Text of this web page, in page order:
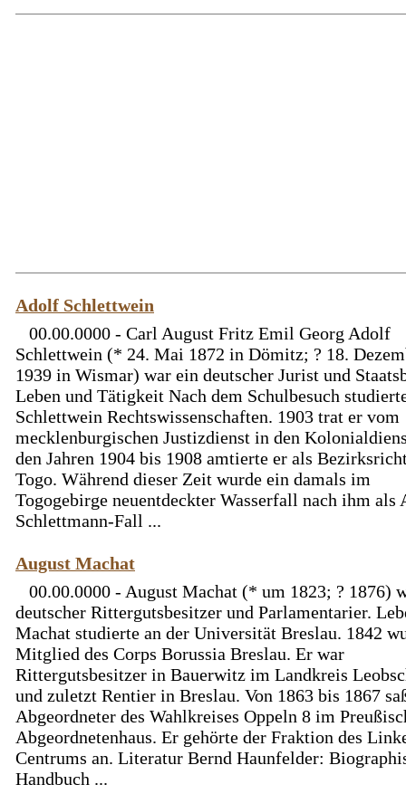
Adolf Schlettwein
00.00.0000 - Carl August Fritz Emil Georg Adolf
Schlettwein (* 24. Mai 1872 in Dömitz; ? 18.
1939 in Wismar) war ein deutscher Jurist und
Leben und Tätigkeit Nach dem Schulbesuch
Schlettwein Rechtswissenschaften. 1903 trat er vom
mecklenburgischen Justizdienst in den
den Jahren 1904 bis 1908 amtierte er als
Togo. Während dieser Zeit wurde ein damals im
Togogebirge neuentdeckter Wasserfall nach ihm als
Schlettmann-Fall ...
August Machat
00.00.0000 - August Machat (* um 1823; ? 1876)
deutscher Rittergutsbesitzer und Parlamentarier.
Machat studierte an der Universität Breslau. 1842
Mitglied des Corps Borussia Breslau. Er war
Rittergutsbesitzer in Bauerwitz im Landkreis
und zuletzt Rentier in Breslau. Von 1863 bis 1867
Abgeordneter des Wahlkreises Oppeln 8 im
Abgeordnetenhaus. Er gehörte der Fraktion des
Centrums an. Literatur Bernd Haunfelder:
Handbuch ...